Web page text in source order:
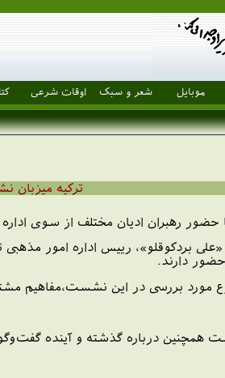
موبایل شعر و سبک اوقات شرعی
تركيه ميزبان
رهبران اديان مختلف از سوی
«علی بردكوقلو»، رييس اداره امور
دارند.
مورد بررسی در اين نشست،مفاهیم
همچنين درباره گذشته و آينده